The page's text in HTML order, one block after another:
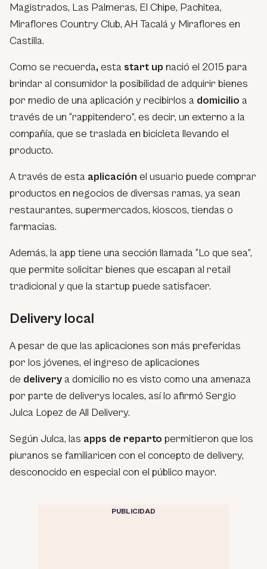
Magistrados, Las Palmeras, El Chipe, Pachitea,
Miraflores Country Club, AH Tacalá y Miraflores en
Castilla.
Como se recuerda, esta start up nació el 2015 para
brindar al consumidor la posibilidad de adquirir bienes
por medio de una aplicación y recibirlos a domicilio a
través de un “rappitendero”, es decir, un externo a la
compañía, que se traslada en bicicleta llevando el
producto.
A través de esta aplicación el usuario puede comprar
productos en negocios de diversas ramas, ya sean
restaurantes, supermercados, kioscos, tiendas o
farmacias.
Además, la app tiene una sección llamada “Lo que sea”,
que permite solicitar bienes que escapan al retail
tradicional y que la startup puede satisfacer.
Delivery local
A pesar de que las aplicaciones son más preferidas
por los jóvenes, el ingreso de aplicaciones
de deliverya domicilio no es visto como una amenaza
por parte de deliverys locales, así lo afirmó Sergio
Julca Lopez de All Delivery.
Según Julca, las apps de reparto permitieron que los
piuranos se familiaricen con el concepto de delivery,
desconocido en especial con el público mayor.
PUBLICIDAD